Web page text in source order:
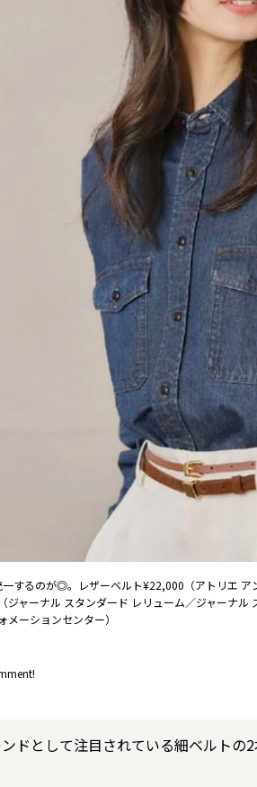
するのが◎。レザーベルト¥22,000（アトリエ
ャーナル スタンダード レリューム／ジャーナ
メーションセンター）
ドとして注目されている細ベルト